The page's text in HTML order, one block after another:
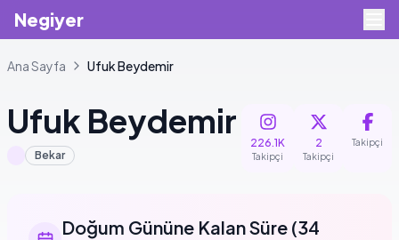
Negiyer
Ana Sayfa UfukBeydemir
Ufuk Beydemir
Bekar
226.1K
Takipçi
2
Takipçi
Takipçi
Doğum Gününe Kalan Süre (34